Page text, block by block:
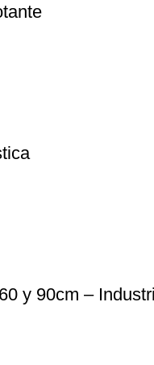
y 90cm –